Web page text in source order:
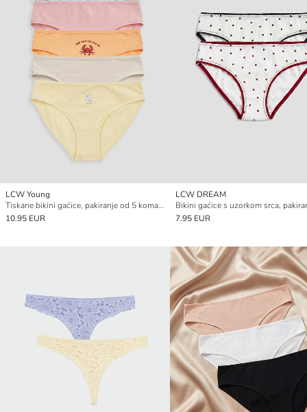
LCW Young
Tiskane bikini gaćice, pakiranje od 5 komada
10.95 EUR
LCW DREAM
7.95 EUR